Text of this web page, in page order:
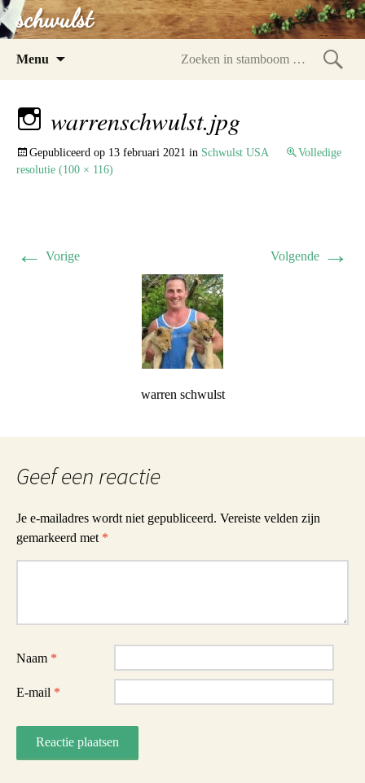
schwulst
Menu
warrenschwulst.jpg
Gepubliceerd op 13 februari 2021 in Schwulst USA
Volledige
resolutie (100 × 116)
← Vorige Volgende →
warren schwulst
Geef een reactie
Je e-mailadres wordt niet gepubliceerd. Vereiste velden zijn
gemarkeerd met *
Naam *
E-mail *